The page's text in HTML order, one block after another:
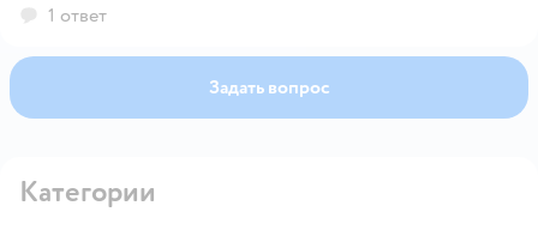
1 ответ
Задать вопрос
Категории